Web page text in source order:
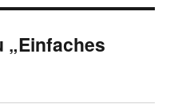
„Einfaches